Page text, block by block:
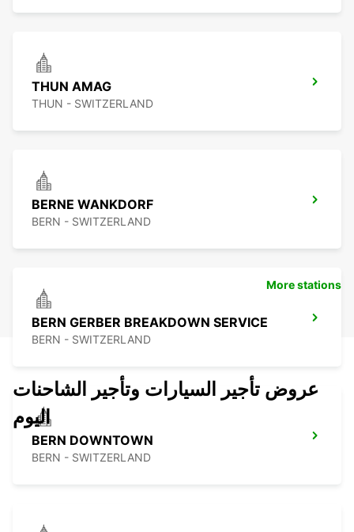
THUN AMAG
THUN - SWITZERLAND
BERNE WANKDORF
BERN - SWITZERLAND
BERN GERBER BREAKDOWN SERVICE
BERN - SWITZERLAND
BERN DOWNTOWN
BERN - SWITZERLAND
More stations
عروض تأجير السيارات وتأجير الشاحنات
اليوم